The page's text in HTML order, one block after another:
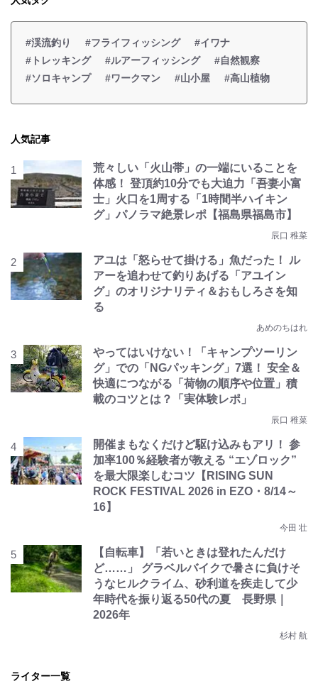
#渓流釣り #フライフィッシング
#イワナ
#トレッキング
#ルアーフィッシング
#自然観察
#ソロキャンプ
#ワークマン #山小屋 #高山植物
人気記事
荒々しい「火山帯」の一端にいることを
体感！ 登頂約10分でも大迫力「吾妻小富
士」火口を1周する「1時間半ハイキン
グ」パノラマ絶景レポ【福島県福島市】
辰口 稚菜
アユは「怒らせて掛ける」魚だった！ ル
アーを追わせて釣りあげる「アユイン
グ」のオリジナリティ＆おもしろさを知
る
あめのちはれ
やってはいけない！「キャンプツーリン
グ」での「NGパッキング」7選！ 安全＆
快適につながる「荷物の順序や位置」積
載のコツとは？「実体験レポ」
辰口 稚菜
開催まもなくだけど駆け込みもアリ！ 参
加率100％経験者が教える “エゾロック”
を最大限楽しむコツ【RISING SUN
ROCK FESTIVAL 2026 in EZO・8/14～
16】
今田 壮
【自転車】「若いときは登れたんだけ
ど……」 グラベルバイクで暑さに負けそ
うなヒルクライム、砂利道を疾走して少
年時代を振り返る50代の夏 長野県｜
2026年
杉村 航
ライター一覧